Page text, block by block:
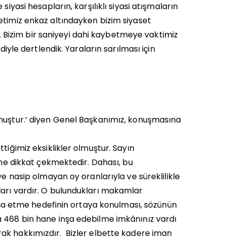
hesapların, karşılıklı siyasi atışmaların
enkaz altındayken bizim siyaset
bir saniyeyi dahi kaybetmeye vaktimiz
dertlendik. Yaraların sarılması için
diyen Genel Başkanımız, konuşmasına
eksiklikler olmuştur. Sayın
dikkat çekmektedir. Dahası, bu
nasip olmayan oy oranlarıyla ve süreklilikle
vardır. O bulundukları makamlar
etme hedefinin ortaya konulması, sözünün
bin hane inşa edebilme imkânınız vardı
hakkımızdır. Bizler elbette kadere iman